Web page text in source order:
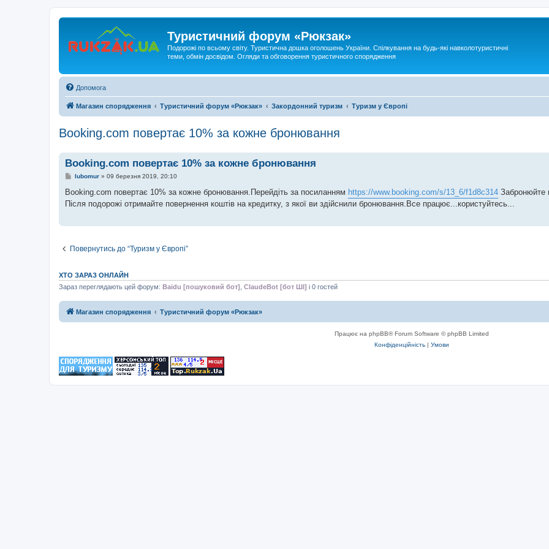
Туристичний форум «Рюкзак»
Подорожі по всьому світу. Туристична дошка оголошень України. Спілкування на будь-які навколотуристичні
теми, обмін досвідом. Огляди та обговорення туристичного спорядження
Допомога
Магазин спорядження Туристичний форум «Рюкзак» Закордонний туризм Туризм у Європі
Booking.com повертає 10% за кожне бронювання
Booking.com повертає 10% за кожне бронювання
П
в
д
л
н
lubomur» 09 березня 2019, 20:10
Booking.com повертає 10% за кожне бронювання.Перейдіть за посиланням https://www.booking.com/s/13_6/f1d8c314 Забронюйте
Після подорожі отримайте повернення коштів на кредитку, з якої ви здійснили бронювання.Все працює...користуйтесь...
Повернутись до “Туризм у Європі”
ХТО ЗАРАЗ ОНЛАЙН
Зараз переглядають цей форум: Baidu [пошуковий бот] ClaudeBot [бот ШІ] і 0 гостей
Магазин спорядження Туристичний форум «Рюкзак»
Працює на phpBB® Forum Software © phpBB Limited
Конфіденційність | Умови